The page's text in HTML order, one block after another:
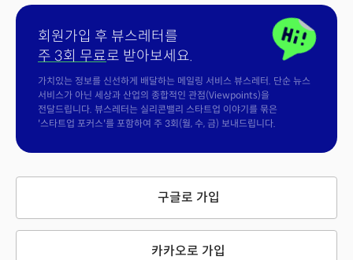
회원가입 후 뷰스레터를
주 3회 무료로 받아보세요.
가치있는 정보를 신선하게 배달하는 메일링 서비스 뷰스레터. 단순 뉴스
서비스가 아닌 세상과 산업의 종합적인 관점(Viewpoints)을
전달드립니다. 뷰스레터는 실리콘밸리 스타트업 이야기를 묶은
'스타트업 포커스'를 포함하여 주 3회(월, 수, 금) 보내드립니다.
구글로 가입
카카오로 가입